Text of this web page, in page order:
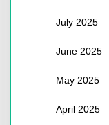
July 2025
June 2025
May 2025
April 2025